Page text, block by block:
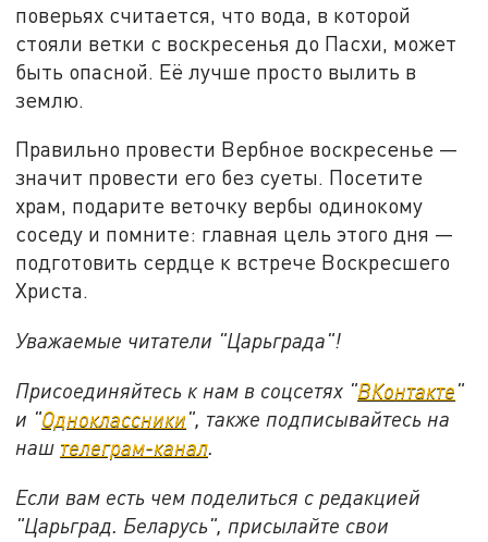
поверьях считается, что вода, в которой
стояли ветки с воскресенья до Пасхи, может
быть опасной. Её лучше просто вылить в
землю.
Правильно провести Вербное воскресенье —
значит провести его без суеты. Посетите
храм, подарите веточку вербы одинокому
соседу и помните: главная цель этого дня —
подготовить сердце к встрече Воскресшего
Христа.
Уважаемые читатели "Царьграда"!
Присоединяйтесь к нам в соцсетях "ВКонтакте"
и "Одноклассники", также подписывайтесь на
наш телеграм-канал.
Если вам есть чем поделиться с редакцией
"Царьград. Беларусь", присылайте свои